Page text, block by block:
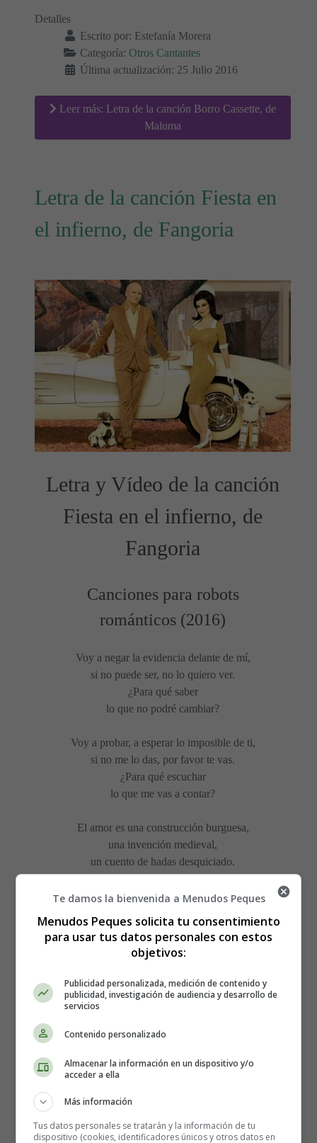
Detalles
Escrito por: Estefanía Morera
Categoría: Otros Cantantes
Última actualización: 25 Julio 2016
Leer más: Letra de la canción Borro Cassette, de
Maluma
Letra de la canción Fiesta en
el infierno, de Fangoria
Letra y Vídeo de la canción
Fiesta en el infierno, de
Fangoria
Canciones para robots
románticos (2016)
Voy a negar la evidencia delante de mí,
si no puede ser, no lo quiero ver.
¿Para qué saber
lo que no podré cambiar?
Voy a probar, a esperar lo imposible de ti,
si no me lo das, por favor te vas.
¿Para qué escuchar
lo que me vas a contar?
El amor es una construcción burguesa,
una invención medieval,
un cuento de hadas desquiciado.
¡Nunca más! ¡Nunca más!
¡Nunca más volver a creer en una fantasía tan delirante!
Fiesta en el infierno,
celebran la degradación de otro corazón,
la desilusión de un primer amor
que se convirtió en te odio.
Escrito por:Estefanía Morera
Última actualización: 25 Julio 2016
Leer más: Letra de la canción Fiesta en el infierno,
de Fangoria
Te damos la bienvenida a Menudos Peques
Menudos Peques solicita tu consentimiento
para usar tus datos personales con estos
objetivos:
Publicidad personalizada, medición de contenido y
publicidad, investigación de audiencia y desarrollo de
servicios
Contenido personalizado
Almacenar la información en un dispositivo y/o
acceder a ella
Más información
Tus datos personales se tratarán y la información de tu
dispositivo (cookies, identificadores únicos y otros datos en